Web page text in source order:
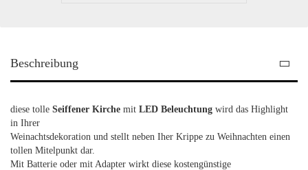
Beschreibung
diese tolle Seiffener Kirche mit LED Beleuchtung wird das Highlight
in Ihrer
Weinachtsdekoration und stellt neben Iher Krippe zu Weihnachten einen
tollen Mitelpunkt dar.
Mit Batterie oder mit Adapter wirkt diese kostengünstige